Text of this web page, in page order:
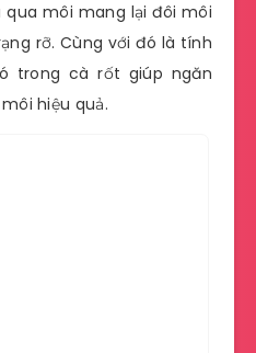
môi mang lại đôi môi
rỡ. Cùng với đó là tính
trong cà rốt giúp ngăn
hiệu quả.